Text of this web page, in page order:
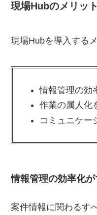
現場Hubのメリット
現場Hubを導入する
情報管理の効
作業の属人化
コミュニケー
情報管理の効率化が
案件情報に関わるす